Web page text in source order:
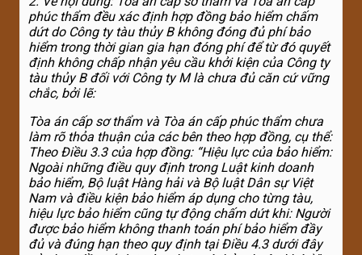
phúc thẩm đều xác định hợp đồng bảo hiểm chấm
dứt do Công ty tàu thủy B không đóng đủ phí bảo
hiểm trong thời gian gia hạn đóng phí để từ đó quyết
định không chấp nhận yêu cầu khởi kiện của Công ty
tàu thủy B đối với Công ty M là chưa đủ căn cứ vững
chắc, bởi lẽ:
Tòa án cấp sơ thẩm và Tòa án cấp phúc thẩm chưa
làm rõ thỏa thuận của các bên theo hợp đồng, cụ thể:
Theo Điều 3.3 của hợp đồng: “Hiệu lực của bảo hiểm:
Ngoài những điều quy định trong Luật kinh doanh
bảo hiểm, Bộ luật Hàng hải và Bộ luật Dân sự Việt
Nam và điều kiện bảo hiểm áp dụng cho từng tàu,
hiệu lực bảo hiểm cũng tự động chấm dứt khi: Người
được bảo hiểm không thanh toán phí bảo hiểm đầy
đủ và đúng hạn theo quy định tại Điều 4.3 dưới đây